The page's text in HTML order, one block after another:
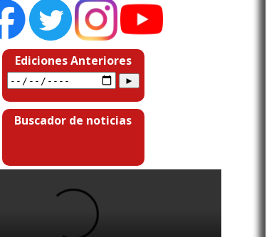
Ediciones Anteriores
Buscador de noticias